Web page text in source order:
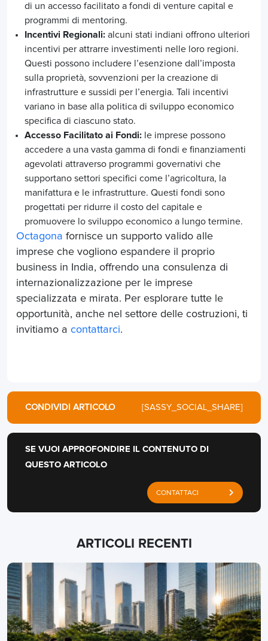
di un accesso facilitato a fondi di venture capital e
programmi di mentoring.
Incentivi Regionali: alcuni stati indiani offrono ulteriori
incentivi per attrarre investimenti nelle loro regioni.
Questi possono includere l’esenzione dall’imposta
sulla proprietà, sovvenzioni per la creazione di
infrastrutture e sussidi per l’energia. Tali incentivi
variano in base alla politica di sviluppo economico
specifica di ciascuno stato.
Accesso Facilitato ai Fondi: le imprese possono
accedere a una vasta gamma di fondi e finanziamenti
agevolati attraverso programmi governativi che
supportano settori specifici come l’agricoltura, la
manifattura e le infrastrutture. Questi fondi sono
progettati per ridurre il costo del capitale e
promuovere lo sviluppo economico a lungo termine.
Octagona fornisce un supporto valido alle
imprese che vogliono espandere il proprio
business in India, offrendo una consulenza di
internazionalizzazione per le imprese
specializzata e mirata. Per esplorare tutte le
opportunità, anche nel settore delle costruzioni, ti
invitiamo a contattarci.
CONDIVIDI ARTICOLO [SASSY_SOCIAL_SHARE]
SE VUOI APPROFONDIRE IL CONTENUTO DI
QUESTO ARTICOLO
CONTATTACI
ARTICOLI RECENTI